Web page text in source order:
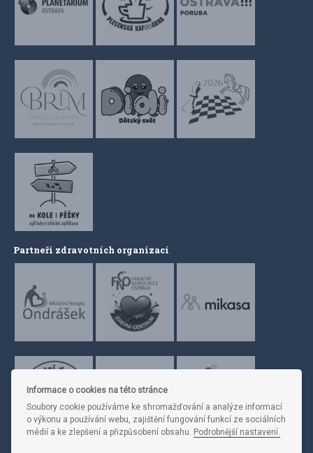
Partneři zdravotních organizací
Informace o cookies na této stránce
Soubory cookie používáme ke shromažďování a analýze informací
o výkonu a používání webu, zajištění fungování funkcí ze sociálních
médií a ke zlepšení a přizpůsobení obsahu. Podrobnější nastavení.